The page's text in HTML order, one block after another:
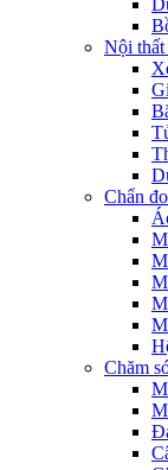
Nội thất
Chẩn
Chăm